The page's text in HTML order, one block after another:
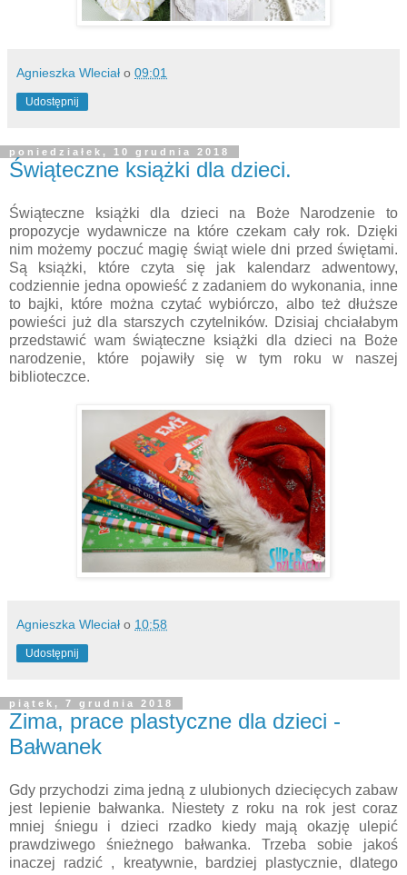
Agnieszka Wleciał o 09:01
Udostępnij
poniedziałek, 10 grudnia 2018
Świąteczne książki dla dzieci.
Świąteczne książki dla dzieci na Boże Narodzenie to
propozycje wydawnicze na które czekam cały rok. Dzięki
nim możemy poczuć magię świąt wiele dni przed świętami.
Są książki, które czyta się jak kalendarz adwentowy,
codziennie jedna opowieść z zadaniem do wykonania, inne
to bajki, które można czytać wybiórczo, albo też dłuższe
powieści już dla starszych czytelników. Dzisiaj chciałabym
przedstawić wam świąteczne książki dla dzieci na Boże
narodzenie, które pojawiły się w tym roku w naszej
biblioteczce.
Agnieszka Wleciał o 10:58
Udostępnij
piątek, 7 grudnia 2018
Zima, prace plastyczne dla dzieci -
Bałwanek
Gdy przychodzi zima jedną z ulubionych dziecięcych zabaw
jest lepienie bałwanka. Niestety z roku na rok jest coraz
mniej śniegu i dzieci rzadko kiedy mają okazję ulepić
prawdziwego śnieżnego bałwanka. Trzeba sobie jakoś
inaczej radzić , kreatywnie, bardziej plastycznie, dlatego